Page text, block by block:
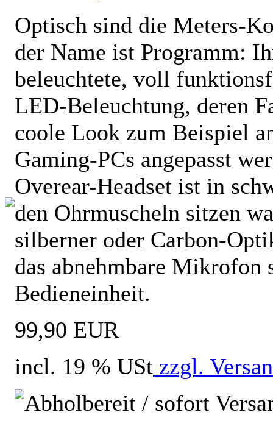
Optisch sind die Meters-
der Name ist Programm:
beleuchtete, voll
LED-Beleuchtung, deren
coole Look zum Beispiel
Gaming-PCs angepasst
Overear-Headset ist in
den Ohrmuscheln sitzen
silberner oder Carbon-
das abnehmbare
Bedieneinheit.
99,90 EUR
incl. 19 % USt zzgl.